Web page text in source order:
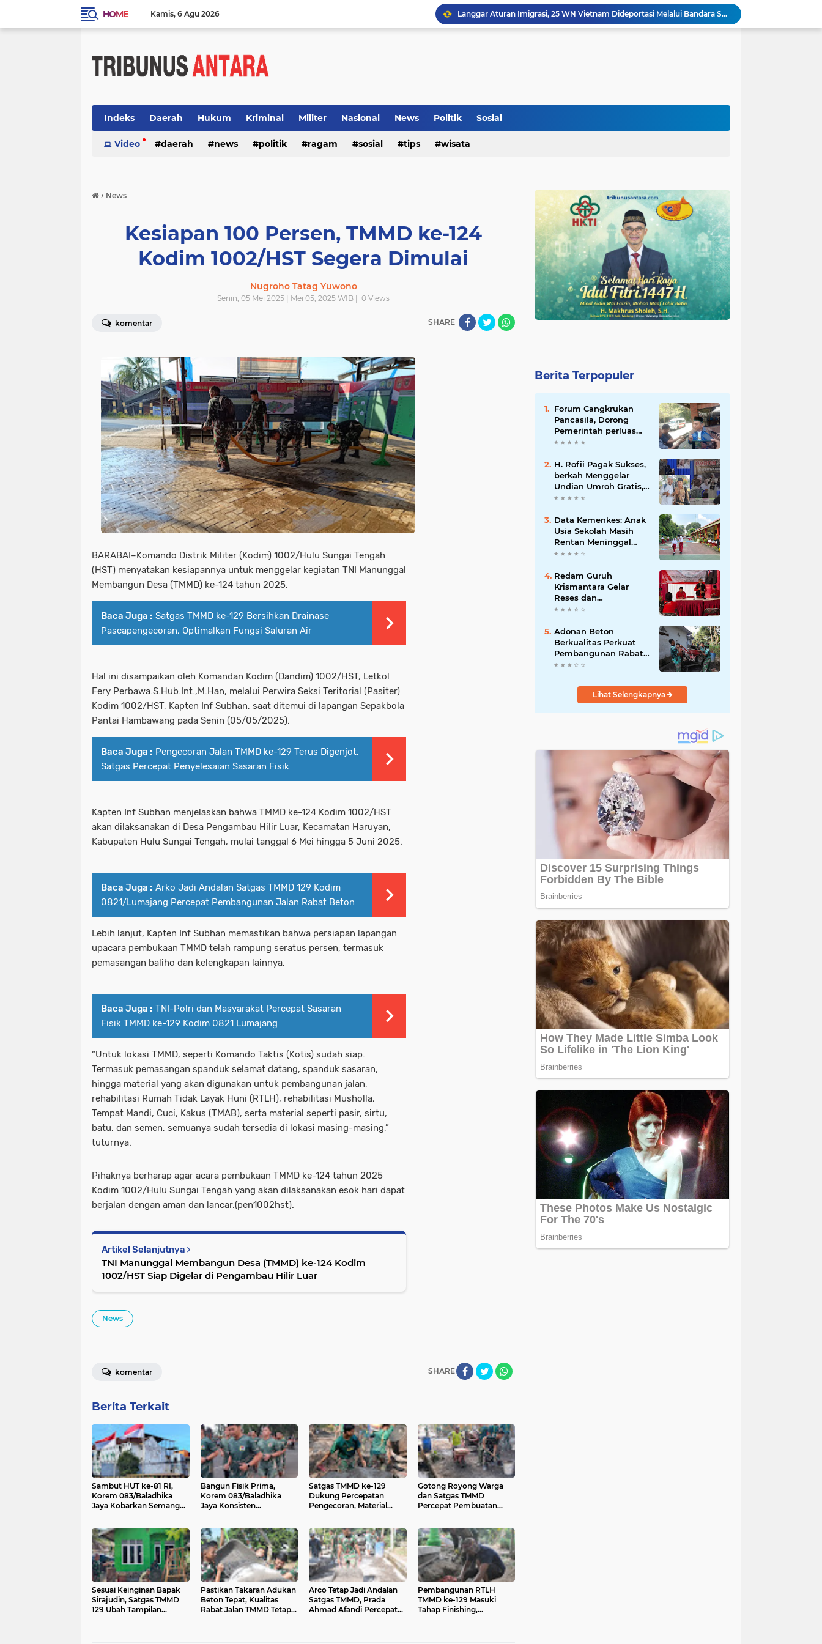
HOME Kamis 6 Agu 2026
Langgar Aturan Imigrasi, 25 WN Vietnam Dideportasi Melalui Bandara Soekarno-Hatta
Sosialisasi Bahaya Narkoba Pada TMMD 129 Kodim 0904/Paser Disambut Positif
Tradisi Penyambutan Kapolres Baru di Polres Yahukimo
Respons Cepat Laporan Masyarakat, Satlantas Polres Pasuruan Kota Atasi Kemacetan di Exit Tol Sutojayan
Indeks Daerah Hukum Kriminal Militer Nasional News Politik Sosial
Video daerah news politik ragam sosial tips wisata
› News
Kesiapan 100 Persen, TMMD ke-124
Kodim 1002/HST Segera Dimulai
Nugroho Tatag Yuwono
Senin, 05 Mei 2025 | Mei 05, 2025 WIB | 0 Views
komentar SHARE
BARABAI–Komando Distrik Militer (Kodim) 1002/Hulu Sungai Tengah
(HST) menyatakan kesiapannya untuk menggelar kegiatan TNI Manunggal
Membangun Desa (TMMD) ke-124 tahun 2025.
Baca Juga : Satgas TMMD ke-129 Bersihkan Drainase
Pascapengecoran, Optimalkan Fungsi Saluran Air
Hal ini disampaikan oleh Komandan Kodim (Dandim) 1002/HST, Letkol
Fery Perbawa.S.Hub.Int.,M.Han, melalui Perwira Seksi Teritorial (Pasiter)
Kodim 1002/HST, Kapten Inf Subhan, saat ditemui di lapangan Sepakbola
Pantai Hambawang pada Senin (05/05/2025).
Baca Juga : Pengecoran Jalan TMMD ke-129 Terus Digenjot,
Satgas Percepat Penyelesaian Sasaran Fisik
Kapten Inf Subhan menjelaskan bahwa TMMD ke-124 Kodim 1002/HST
akan dilaksanakan di Desa Pengambau Hilir Luar, Kecamatan Haruyan,
Kabupaten Hulu Sungai Tengah, mulai tanggal 6 Mei hingga 5 Juni 2025.
Baca Juga : Arko Jadi Andalan Satgas TMMD 129 Kodim
0821/Lumajang Percepat Pembangunan Jalan Rabat Beton
Lebih lanjut, Kapten Inf Subhan memastikan bahwa persiapan lapangan
upacara pembukaan TMMD telah rampung seratus persen, termasuk
pemasangan baliho dan kelengkapan lainnya.
Baca Juga : TNI-Polri dan Masyarakat Percepat Sasaran
Fisik TMMD ke-129 Kodim 0821 Lumajang
“Untuk lokasi TMMD, seperti Komando Taktis (Kotis) sudah siap.
Termasuk pemasangan spanduk selamat datang, spanduk sasaran,
hingga material yang akan digunakan untuk pembangunan jalan,
rehabilitasi Rumah Tidak Layak Huni (RTLH), rehabilitasi Musholla,
Tempat Mandi, Cuci, Kakus (TMAB), serta material seperti pasir, sirtu,
batu, dan semen, semuanya sudah tersedia di lokasi masing-masing,”
tuturnya.
Pihaknya berharap agar acara pembukaan TMMD ke-124 tahun 2025
Kodim 1002/Hulu Sungai Tengah yang akan dilaksanakan esok hari dapat
berjalan dengan aman dan lancar.(pen1002hst).
Artikel Selanjutnya
TNI Manunggal Membangun Desa (TMMD) ke-124 Kodim
1002/HST Siap Digelar di Pengambau Hilir Luar
News
SHARE
komentar
Berita Terkait
Sambut HUT ke-81 RI,
Korem 083/Baladhika
Jaya Kobarkan Semangat
Bangun Fisik Prima,
Korem 083/Baladhika
Jaya Konsisten
Satgas TMMD ke-129
Dukung Percepatan
Pengecoran, Material
Gotong Royong Warga
dan Satgas TMMD
Percepat Pembuatan
Sesuai Keinginan Bapak
Sirajudin, Satgas TMMD
129 Ubah Tampilan
Pastikan Takaran Adukan
Beton Tepat, Kualitas
Rabat Jalan TMMD Tetap
Arco Tetap Jadi Andalan
Satgas TMMD, Prada
Ahmad Afandi Percepat
Pembangunan RTLH
TMMD ke-129 Masuki
Tahap Finishing,
Berita Terpopuler
Forum Cangkrukan
Pancasila, Dorong
Pemerintah perluas
intensif Perpajakan
UMKM.
H. Rofii Pagak Sukses,
berkah Menggelar
Undian Umroh Gratis,
Wujud Kepedulian
Data Kemenkes: Anak
Usia Sekolah Masih
Rentan Meninggal
Akibat DBD
Redam Guruh
Krismantara Gelar
Reses dan
Silaturrahmi bersama
Se -Kecamatan
Lawang.
Adonan Beton
Berkualitas Perkuat
Pembangunan Rabat
Jalan TMMD ke-129 di
Lihat Selengkapnya